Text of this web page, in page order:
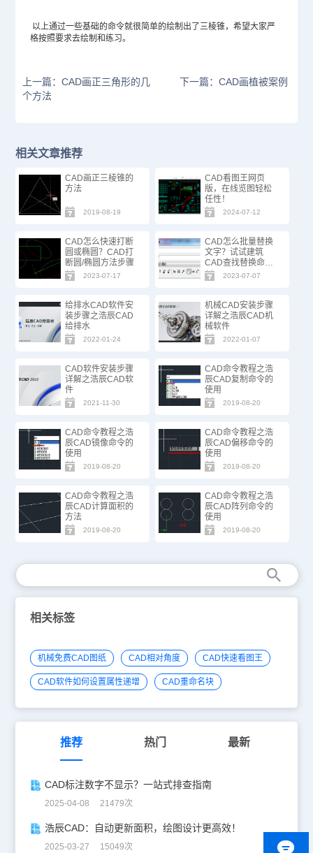
以上通过一些基础的命令就很简单的绘制出了三棱锥，希望大家严
格按照要求去绘制和练习。
上一篇：CAD画正三角形的几
个方法
下一篇：CAD画植被案例
相关文章推荐
CAD画正三棱锥的
方法
2019-08-19
CAD看图王网页
版，在线览图轻松
任性！
2024-07-12
CAD怎么快速打断
圆或椭圆？CAD打
断圆/椭圆方法步骤
2023-07-17
CAD怎么批量替换
文字？试试建筑
CAD查找替换命
令！
2023-07-07
给排水CAD软件安
装步骤之浩辰CAD
给排水
2022-01-24
机械CAD安装步骤
详解之浩辰CAD机
械软件
2022-01-07
CAD软件安装步骤
详解之浩辰CAD软
件
2021-11-30
CAD命令教程之浩
辰CAD复制命令的
使用
2019-08-20
CAD命令教程之浩
辰CAD镜像命令的
使用
2019-08-20
CAD命令教程之浩
辰CAD偏移命令的
使用
2019-08-20
CAD命令教程之浩
辰CAD计算面积的
方法
2019-08-20
CAD命令教程之浩
辰CAD阵列命令的
使用
2019-08-20
相关标签
机械免费CAD图纸 CAD相对角度 CAD快速看图王
CAD软件如何设置属性递增 CAD重命名块
推荐 热门 最新
CAD标注数字不显示？一站式排查指南
2025-04-08 21479次
浩辰CAD：自动更新面积，绘图设计更高效！
2025-03-27 15049次